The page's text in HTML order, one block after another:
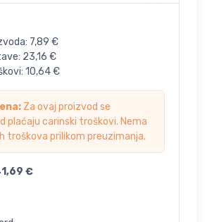
7,89 €
23,16 €
10,64€
Za ovaj proizvod se
plaćaju carinski troškovi. Nema
troškova prilikom preuzimanja.
€